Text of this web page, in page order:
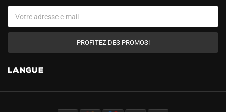
PROFITEZ DES PROMOS!
LANGUE